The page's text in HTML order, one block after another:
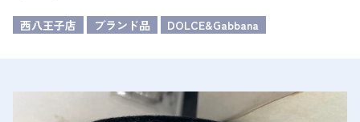
西八王子店 ブランド品 DOLCE&Gabbana